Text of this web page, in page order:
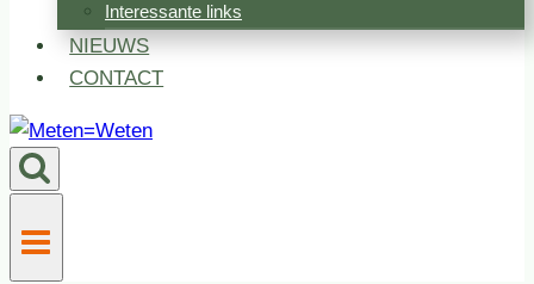
Interessante links
NIEUWS
CONTACT